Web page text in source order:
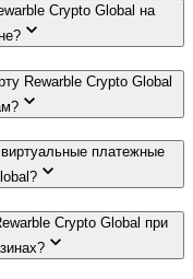
Crypto Global на
Rewarble Crypto Global
платежные
Crypto Global при